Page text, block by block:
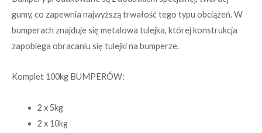
gumy, co zapewnia najwyższą trwałość tego typu obciążeń. W
bumperach znajduje się metalowa tulejka, której konstrukcja
zapobiega obracaniu się tulejki na bumperze.
Komplet 100kg BUMPERÓW:
2 x 5kg
2 x 10kg